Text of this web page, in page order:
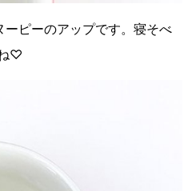
ピーのアップです。寝そべ
♡